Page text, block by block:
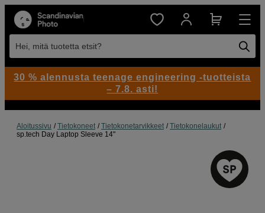
Hei, mitä tuotetta etsit?
Aloitussivu Tietokoneet Tietokonetarvikkeet
Tietokonelaukut
sp.tech Day Laptop Sleeve 14"
30 % alennusta teenage engineering -tuotteista
– 7.8. asti!